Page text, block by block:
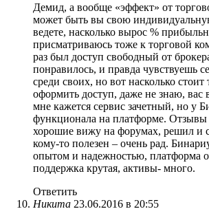
Демид, а вообще «эффект» от
может быть вы свою
ведете, насколько вырос %
присматриваюсь тоже к торговой
раз был доступ свободный от
понравилось, и правда чувствуешь
среди своих, но вот насколько стоит
оформить доступ, даже не знаю,
мне кажется сервис зачетный, но у
функционала на платформе.
хорошие вижу на форумах, решил и
кому-то полезен – очень рад.
опытом и надежностью, платформа
поддержка крутая, активы- много.
Ответить
Никита 23.06.2016 в 20:55